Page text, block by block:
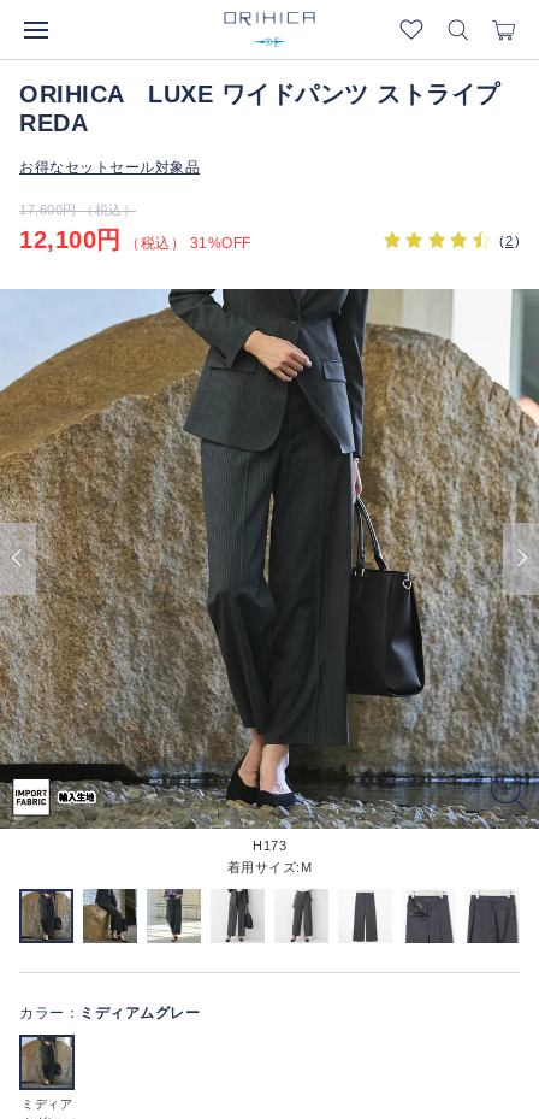
ORIHICA LUXE ワイドパンツ ストライプ
REDA
お得なセットセール対象品
17,600円 （税込）
12,100円 （税込） 31%OFF (2)
H173
着用サイズ:M
カラー： ミディアムグレー
ミディア